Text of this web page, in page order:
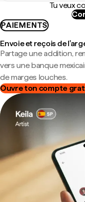
Tu veux
PAIEMENTS
Envoie et reçois de
Partage une addition,
vers une banque
de marges louches.
Ouvre ton compte